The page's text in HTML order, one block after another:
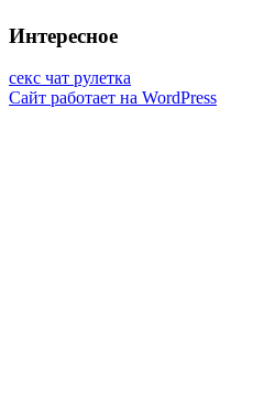
Интересное
секс чат рулетка
Сайт работает на WordPress